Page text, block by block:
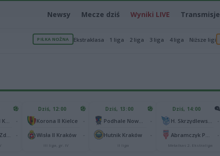
Newsy Mecze dziś Wyniki LIVE Transmisje
PIŁKA NOŻNA Ekstraklasa 1 liga 2 liga 3 liga 4 liga Niższe ligi
Dziś, 12:00
Korona II Kielce
Wisła II Kraków
III liga, gr. IV
Dziś, 13:00
Hutnik Kraków
II liga
Dziś, 14:00
Metalkas 2. Ekstraliga